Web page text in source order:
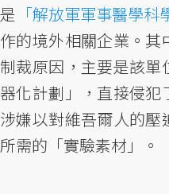
是 「解放軍軍事醫學科
作的境外相關企業。
制裁原因，主要是該
器化計劃」，直接侵
涉嫌以對維吾爾人的
所需的「實驗素材」。